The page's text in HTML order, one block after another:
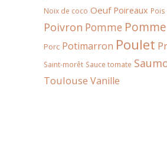
Noix de coco Oeuf Poireaux Pois
Poivron Pomme
Porc Potimarron Poulet
Saint-morêt Sauce tomate
Toulouse Vanille